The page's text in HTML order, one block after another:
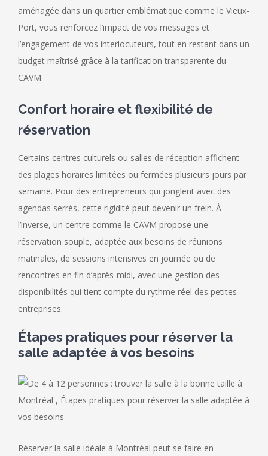
aménagée dans un quartier emblématique comme le Vieux-
Port, vous renforcez l’impact de vos messages et
l’engagement de vos interlocuteurs, tout en restant dans un
budget maîtrisé grâce à la tarification transparente du
CAVM.
Confort horaire et flexibilité de
réservation
Certains centres culturels ou salles de réception affichent
des plages horaires limitées ou fermées plusieurs jours par
semaine. Pour des entrepreneurs qui jonglent avec des
agendas serrés, cette rigidité peut devenir un frein. À
l’inverse, un centre comme le CAVM propose une
réservation souple, adaptée aux besoins de réunions
matinales, de sessions intensives en journée ou de
rencontres en fin d’après-midi, avec une gestion des
disponibilités qui tient compte du rythme réel des petites
entreprises.
Étapes pratiques pour réserver la
salle adaptée à vos besoins
Réserver la salle idéale à Montréal peut se faire en